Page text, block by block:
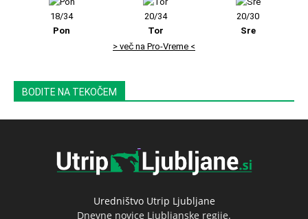
18/34
Pon
20/34
Tor
20/30
Sre
> več na Pro-Vreme <
BODITE NA TEKOČEM
Uredništvo Utrip Ljubljane
Dnevne novice Ljubljanske regije.